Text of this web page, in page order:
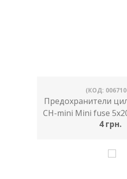
(КОД:
Предохранители
CH-mini Mini fuse
4 грн.